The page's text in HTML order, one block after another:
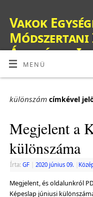
Vakok
Módszertani
Általános
Nevelés-
Kollégiuma
MENÜ
különszámcímkével
Megjelent a
különszáma
Írta: GF 2020 június 09.
Megjelent, és oldalunkról
Képeslap júniusi